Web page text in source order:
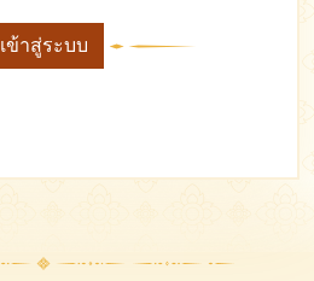
เข้าสู่ระบบ